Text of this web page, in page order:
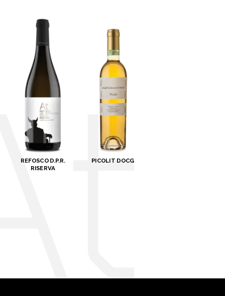
REFOSCO D.P.R.
RISERVA
PICOLIT DOCG